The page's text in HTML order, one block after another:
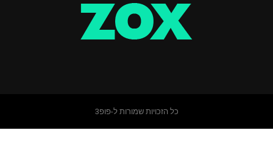
כל הזכויות שמורות ל-פופ3